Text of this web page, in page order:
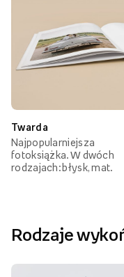
Twarda
Najpopularniejsza
fotoksiążka. W dwóch
rodzajach: błysk, mat.
Rodzaje